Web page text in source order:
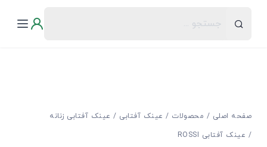
صفحه اصلی محصولات عینک آفتابی
عینک آفتابی زنانه
عینک آفتابی ROSSI